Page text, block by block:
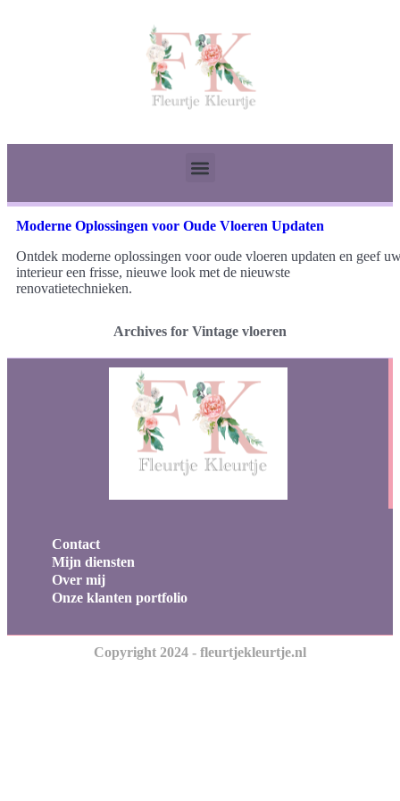
Moderne Oplossingen voor Oude Vloeren Updaten
Ontdek moderne oplossingen voor oude vloeren updaten en geef
interieur een frisse, nieuwe look met de nieuwste
renovatietechnieken.
Archives for Vintage vloeren
Contact
Mijn diensten
Over mij
Onze klanten portfolio
Copyright 2024 - fleurtjekleurtje.nl